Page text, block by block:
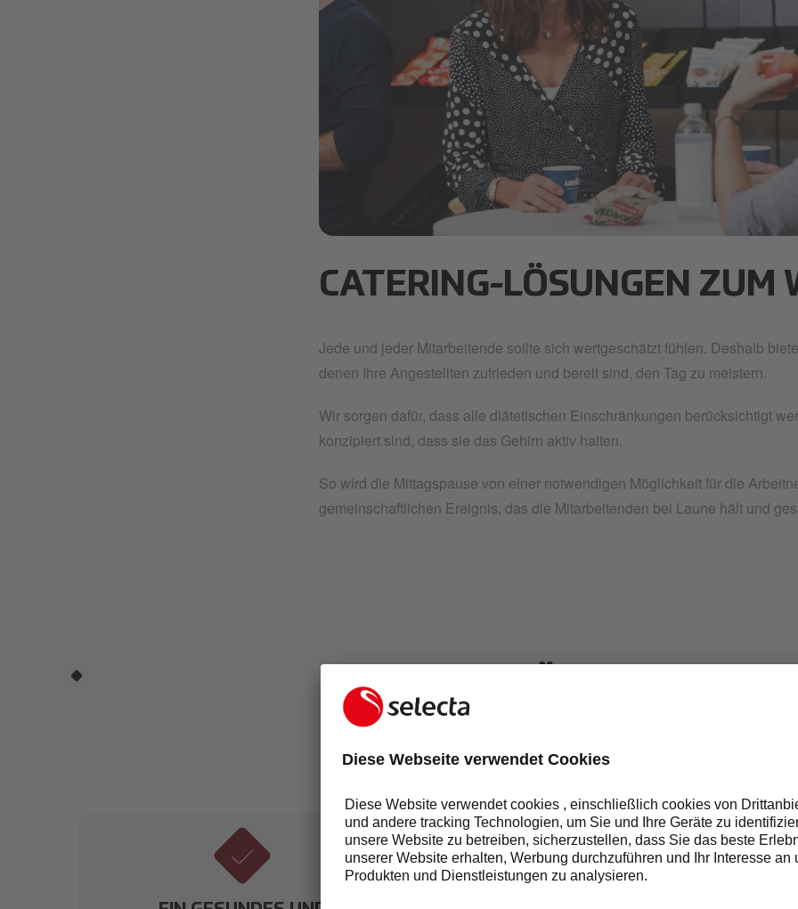
CATERING-LÖSUNGEN ZUM
Jede und jeder Mitarbeitende sollte sich wertgeschätzt fühlen. Deshalb
denen Ihre Angestellten zufrieden und bereit sind, den Tag zu meistern.
Wir sorgen dafür, dass alle diätetischen Einschränkungen berücksichtigt
konzipiert sind, dass sie das Gehirn aktiv halten.
So wird die Mittagspause von einer notwendigen Möglichkeit für die
gemeinschaftlichen Ereignis, das die Mitarbeitenden bei Laune hält und
BENEFITS FÜR GROSSE